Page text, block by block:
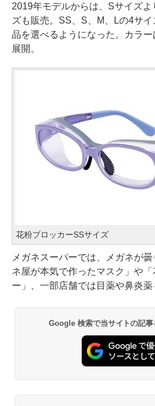
2019年モデルからは、Sサイズ
ズも販売。SS、S、M、Lの4サ
品を選べるようになった。カラ
展開。
花粉ブロッカーSSサイズ
メガネスーパーでは、メガネが
ネ屋が本気で作ったマスク」や
ー」、一部店舗では目薬や鼻炎薬
Google 検索で当サイトの記